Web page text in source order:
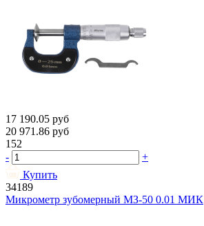
17 190.05 руб
20 971.86 руб
152
-
+
Купить
34189
Микрометр зубомерный МЗ-50 0.01 МИК